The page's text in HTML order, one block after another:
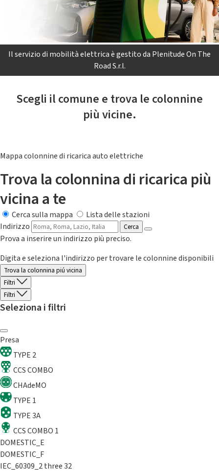
Il servizio di mobilità elettrica è gestito da Plenitude On The
Road S.r.l.
Scegli il comune e trova le colonnine
più vicine.
Mappa colonnine di ricarica auto elettriche
Trova la colonnina di ricarica più
vicina a te
Cerca sulla mappa
Lista delle stazioni
Indirizzo
Cerca
Prova a inserire un indirizzo più preciso.
Digita e seleziona l'indirizzo per trovare le colonnine disponibili
Trova la colonnina piú vicina
Filtri
Filtri
Seleziona i filtri
Presa
TYPE 2
CCS COMBO
CHAdeMO
TYPE 1
TYPE 3A
CCS COMBO 1
DOMESTIC_E
DOMESTIC_F
IEC_60309_2 three 32